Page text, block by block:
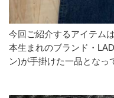
今回ご紹介するアイテム
本生まれのブランド・
ン)が手掛けた一品となっ